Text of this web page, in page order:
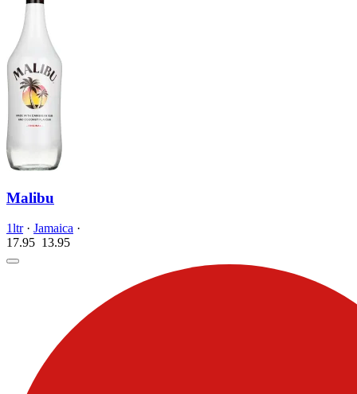
Malibu
1ltr· Jamaica ·
17.95 13.95